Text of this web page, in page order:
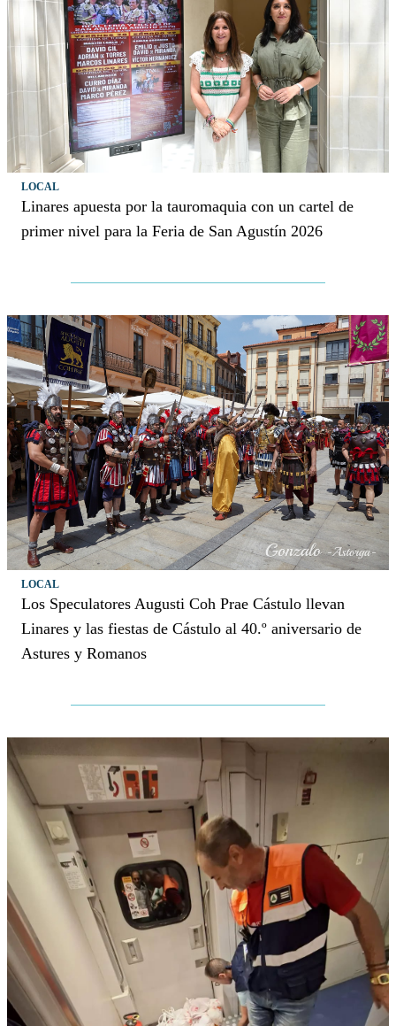
LOCAL
Linares apuesta por la tauromaquia con un cartel de
primer nivel para la Feria de San Agustín 2026
LOCAL
Los Speculatores Augusti Coh Prae Cástulo llevan
Linares y las fiestas de Cástulo al 40.º aniversario de
Astures y Romanos